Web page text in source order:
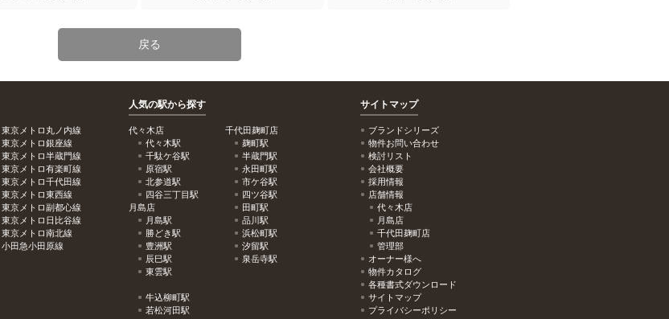
戻る
東京メトロ丸ノ内線
東京メトロ銀座線
東京メトロ半蔵門線
東京メトロ有楽町線
東京メトロ千代田線
東京メトロ東西線
東京メトロ副都心線
東京メトロ日比谷線
東京メトロ南北線
小田急小田原線
人気の駅から探す
代々木店
代々木駅
千駄ケ谷駅
原宿駅
北参道駅
四谷三丁目駅
月島店
月島駅
勝どき駅
豊洲駅
辰巳駅
東雲駅
牛込柳町駅
若松河田駅
千代田麹町店
麹町駅
半蔵門駅
永田町駅
市ケ谷駅
四ツ谷駅
田町駅
品川駅
浜松町駅
汐留駅
泉岳寺駅
サイトマップ
ブランドシリーズ
物件お問い合わせ
検討リスト
会社概要
採用情報
店舗情報
代々木店
月島店
千代田麹町店
管理部
オーナー様へ
物件カタログ
各種書式ダウンロード
サイトマップ
プライバシーポリシー